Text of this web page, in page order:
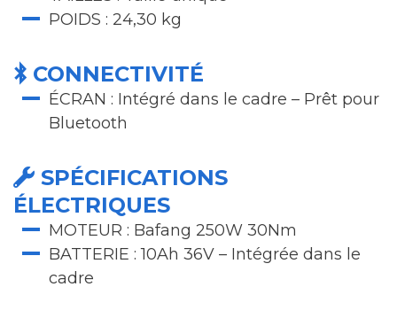
POIDS : 24,30 kg
CONNECTIVITÉ
ÉCRAN : Intégré dans le cadre – Prêt pour
Bluetooth
SPÉCIFICATIONS
ÉLECTRIQUES
MOTEUR : Bafang 250W 30Nm
BATTERIE : 10Ah 36V – Intégrée dans le
cadre